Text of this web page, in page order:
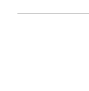
宅後編）